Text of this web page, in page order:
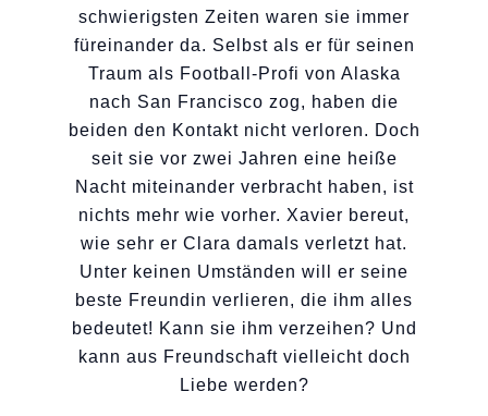
schwierigsten Zeiten waren sie immer
füreinander da. Selbst als er für seinen
Traum als Football-Profi von Alaska
nach San Francisco zog, haben die
beiden den Kontakt nicht verloren. Doch
seit sie vor zwei Jahren eine heiße
Nacht miteinander verbracht haben, ist
nichts mehr wie vorher. Xavier bereut,
wie sehr er Clara damals verletzt hat.
Unter keinen Umständen will er seine
beste Freundin verlieren, die ihm alles
bedeutet! Kann sie ihm verzeihen? Und
kann aus Freundschaft vielleicht doch
Liebe werden?